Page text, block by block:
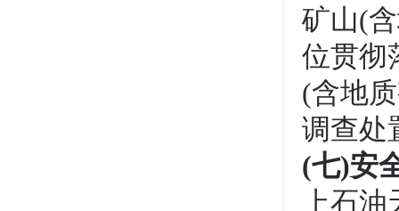
矿山(
位贯彻
(含地
调查处
(七)安
上石油